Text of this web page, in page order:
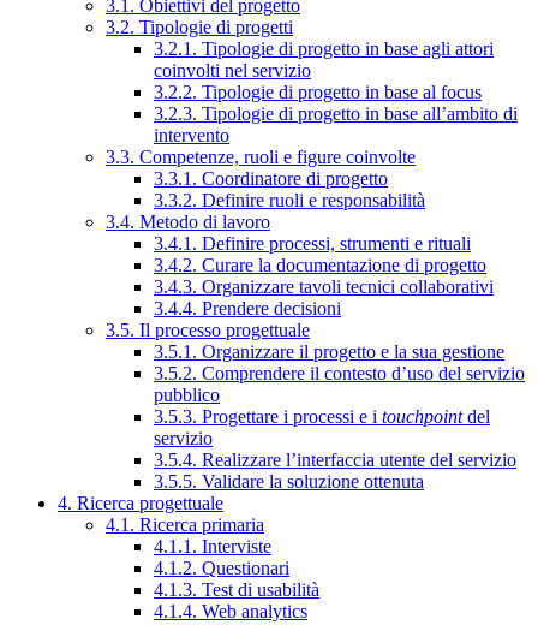
3.1. Obiettivi del progetto
3.2. Tipologie di progetti
3.2.1. Tipologie di progetto in base agli attori
coinvolti nel servizio
3.2.2. Tipologie di progetto in base al focus
3.2.3. Tipologie di progetto in base all’ambito di
intervento
3.3. Competenze, ruoli e figure coinvolte
3.3.1. Coordinatore di progetto
3.3.2. Definire ruoli e responsabilità
3.4. Metodo di lavoro
3.4.1. Definire processi, strumenti e rituali
3.4.2. Curare la documentazione di progetto
3.4.3. Organizzare tavoli tecnici collaborativi
3.4.4. Prendere decisioni
3.5. Il processo progettuale
3.5.1. Organizzare il progetto e la sua gestione
3.5.2. Comprendere il contesto d’uso del servizio
pubblico
3.5.3. Progettare i processi e i touchpointdel
servizio
3.5.4. Realizzare l’interfaccia utente del servizio
3.5.5. Validare la soluzione ottenuta
4. Ricerca progettuale
4.1. Ricerca primaria
4.1.1. Interviste
4.1.2. Questionari
4.1.3. Test di usabilità
4.1.4. Web analytics